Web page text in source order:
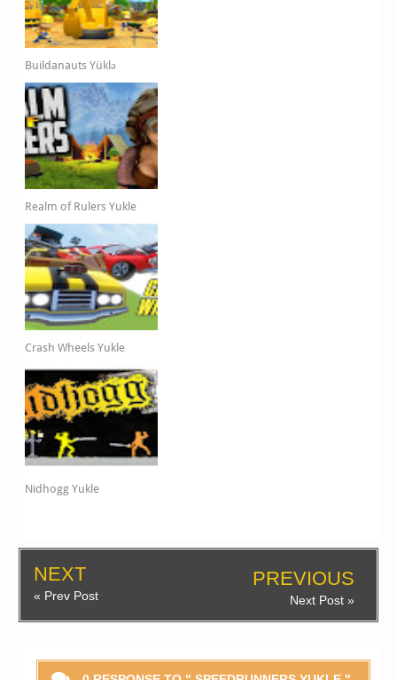
Buildanauts Yüklə
Realm of Rulers Yukle
Crash Wheels Yukle
Nidhogg Yukle
NEXT
« Prev Post
PREVIOUS
Next Post »